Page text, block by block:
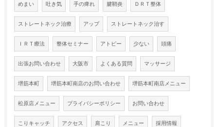
めまい 吐き気 手の痺れ 腱鞘炎 ＤＲＴ整体
ストレートネック治療 アップ ストレートネック治す
ＩＲＴ療法 整体セミナー アトピー 少ない 頭痛
出張お問い合わせ 大阪市 よくある質問 マッサージ
堺筋本町 堺筋本町南店のお問い合わせ 堺筋本町南店メニュー
松原店メニュー プライバシーポリシー お問い合わせ
こりキャッチ アクセス 肩こり メニュー 採用情報